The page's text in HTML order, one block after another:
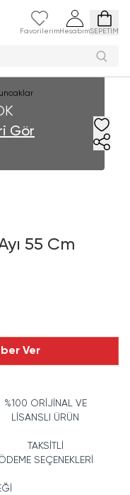
Favorilerim HesabımSEPETİM
Gör
55 Cm
Ver
%100 ORİJİNAL VE
LİSANSLI ÜRÜN
TAKSİTLİ
SEÇENEKLERİ